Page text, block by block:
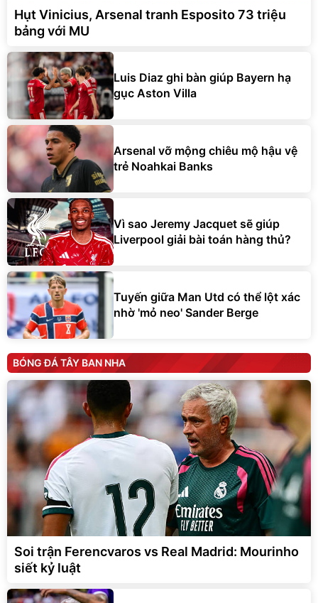
Hụt Vinicius, Arsenal tranh Esposito 73 triệu
bảng với MU
Luis Diaz ghi bàn giúp Bayern hạ
gục Aston Villa
Arsenal vỡ mộng chiêu mộ hậu vệ
trẻ Noahkai Banks
Vì sao Jeremy Jacquet sẽ giúp
Liverpool giải bài toán hàng thủ?
Tuyến giữa Man Utd có thể lột xác
nhờ 'mỏ neo' Sander Berge
BÓNG ĐÁ TÂY BAN NHA
Soi trận Ferencvaros vs Real Madrid: Mourinho
siết kỷ luật